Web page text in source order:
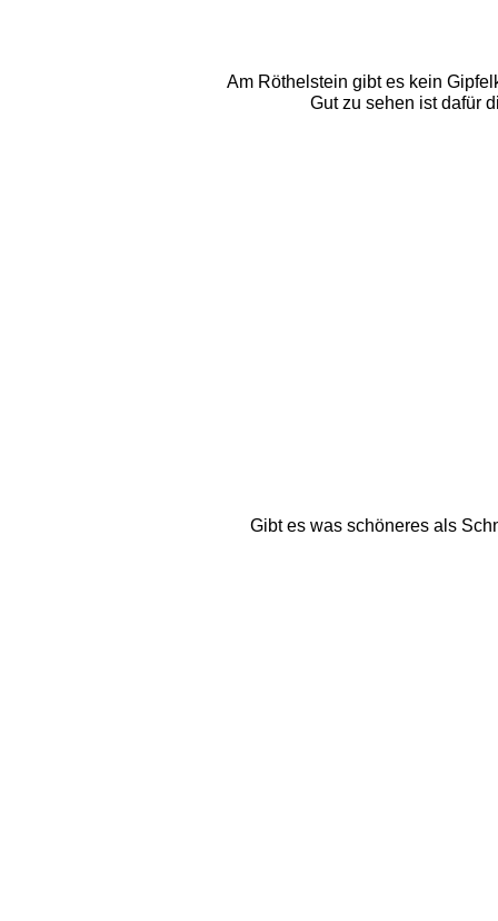
Gibt es was schöneres als
Am Röthelstein gibt es kein
Gut zu sehen ist dafür